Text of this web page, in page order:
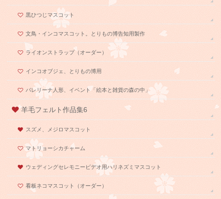
黒ひつじマスコット
文鳥・インコマスコット。とりもの博告知用製作
ライオンストラップ（オーダー）
インコオブジェ、とりもの博用
バレリーナ人形、イベント「絵本と雑貨の森の中」
羊毛フェルト作品集6
スズメ、メジロマスコット
マトリョーシカチャーム
ウェディングセレモニービデオ用ハリネズミマスコット
看板ネコマスコット（オーダー）